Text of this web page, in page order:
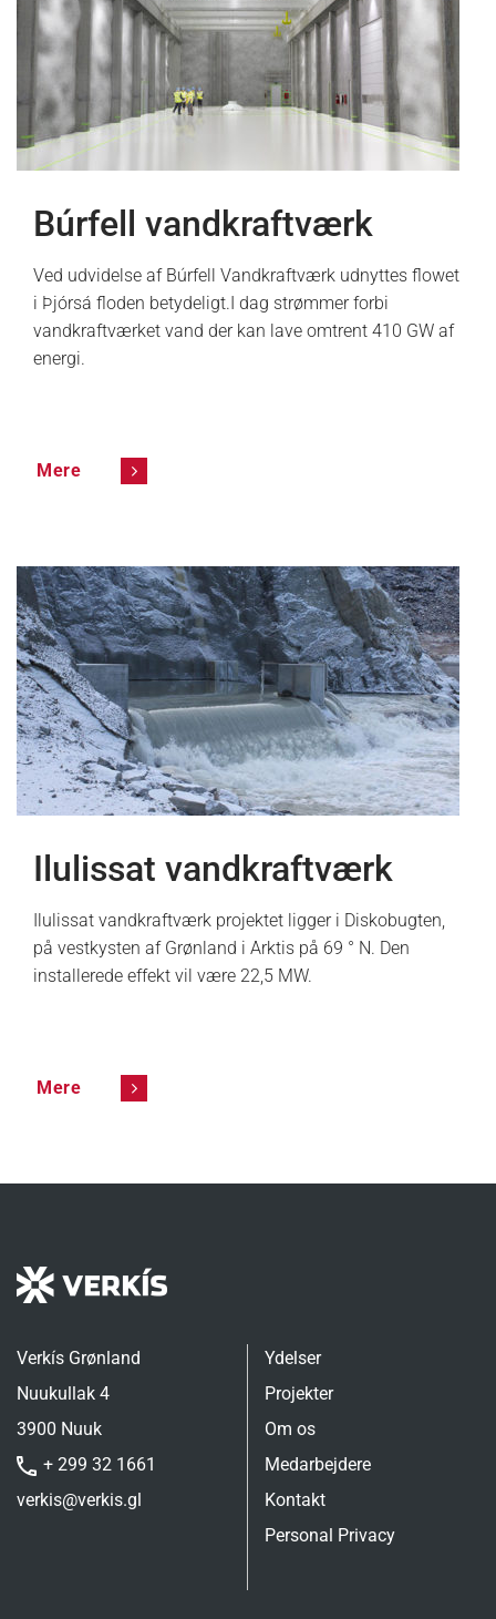
Búrfell vandkraftværk
Ved udvidelse af Búrfell Vandkraftværk udnyttes flowet
i Þjórsá floden betydeligt.I dag strømmer forbi
vandkraftværket vand der kan lave omtrent 410 GW af
energi.
Mere
Ilulissat vandkraftværk
Ilulissat vandkraftværk projektet ligger i Diskobugten,
på vestkysten af Grønland i Arktis på 69 ° N. Den
installerede effekt vil være 22,5 MW.
Mere
Verkís Grønland
Nuukullak 4
3900 Nuuk
+ 299 32 1661
verkis@verkis.gl
Ydelser
Projekter
Om os
Medarbejdere
Kontakt
Personal Privacy